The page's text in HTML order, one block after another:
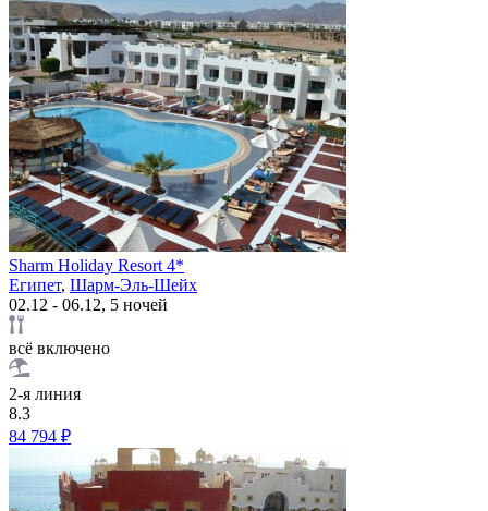
Sharm Holiday Resort 4*
Египет, Шарм-Эль-Шейх
02.12 - 06.12, 5 ночей
всё включено
2-я линия
8.3
84 794 ₽